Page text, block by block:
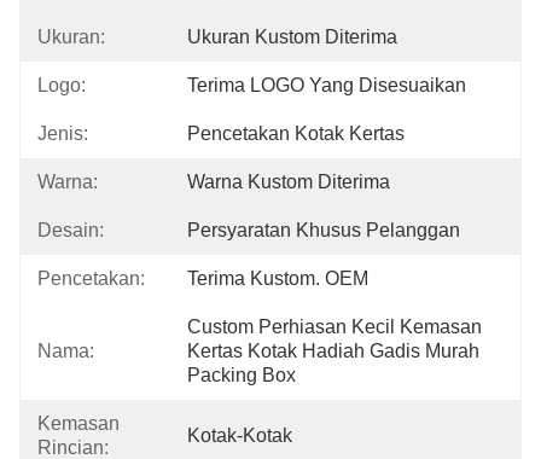
Ukuran: Ukuran Kustom Diterima
Logo: Terima LOGO Yang Disesuaikan
Jenis: Pencetakan Kotak Kertas
Warna: Warna Kustom Diterima
Desain: Persyaratan Khusus Pelanggan
Pencetakan: Terima Kustom. OEM
Nama:
Custom Perhiasan Kecil Kemasan
Kertas Kotak Hadiah Gadis Murah
Packing Box
Kemasan
Rincian:
Kotak-Kotak